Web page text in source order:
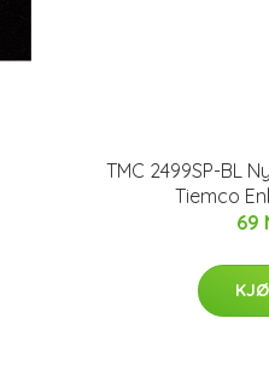
TMC 2499SP-BL
Tiemco
69